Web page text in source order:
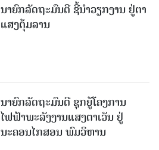
ນາຍົກລັດຖະມົນຕີ ຊີ້ນຳວຽກງານ ຢູ່ຕາ
ແສງຕຸ້ມລານ
ນາຍົກລັດຖະມົນຕີ ຊຸກຍູ້ໂຄງການ
ໄຟຟ້າພະລັງງານແສງຕາເວັນ ຢູ່
ນະຄອນໄກສອນ ພົມວິຫານ